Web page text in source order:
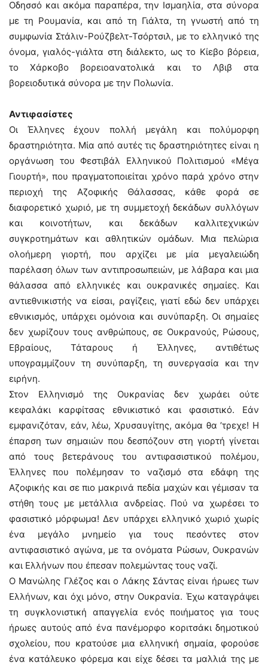
Οδησσό και ακόμα παραπέρα, την Ισμαηλία, στα σύνορα
με τη Ρουμανία, και από τη Γιάλτα, τη γνωστή από τη
συμφωνία Στάλιν-Ρούζβελτ-Τσόρτσιλ, με το ελληνικό της
όνομα, γιαλός-γιάλτα στη διάλεκτο, ως το Κίεβο βόρεια,
το Χάρκοβο βορειοανατολικά και το Λβιβ στα
βορειοδυτικά σύνορα με την Πολωνία.
Αντιφασίστες
Οι Έλληνες έχουν πολλή μεγάλη και πολύμορφη
δραστηριότητα. Μία από αυτές τις δραστηριότητες είναι η
οργάνωση του Φεστιβάλ Ελληνικού Πολιτισμού «Μέγα
Γιουρτή», που πραγματοποιείται χρόνο παρά χρόνο στην
περιοχή της Αζοφικής Θάλασσας, κάθε φορά σε
διαφορετικό χωριό, με τη συμμετοχή δεκάδων συλλόγων
και κοινοτήτων, και δεκάδων καλλιτεχνικών
συγκροτημάτων και αθλητικών ομάδων. Μια πελώρια
ολοήμερη γιορτή, που αρχίζει με μία μεγαλειώδη
παρέλαση όλων των αντιπροσωπειών, με λάβαρα και μια
θάλασσα από ελληνικές και ουκρανικές σημαίες. Και
αντιεθνικιστής να είσαι, ραγίζεις, γιατί εδώ δεν υπάρχει
εθνικισμός, υπάρχει ομόνοια και συνύπαρξη. Οι σημαίες
δεν χωρίζουν τους ανθρώπους, σε Ουκρανούς, Ρώσους,
Εβραίους, Τάταρους ή Έλληνες, αντιθέτως
υπογραμμίζουν τη συνύπαρξη, τη συνεργασία και την
ειρήνη.
Στον Ελληνισμό της Ουκρανίας δεν χωράει ούτε
κεφαλάκι καρφίτσας εθνικιστικό και φασιστικό. Εάν
εμφανιζόταν, εάν, λέω, Χρυσαυγίτης, ακόμα θα ’τρεχε! Η
έπαρση των σημαιών που δεσπόζουν στη γιορτή γίνεται
από τους βετεράνους του αντιφασιστικού πολέμου,
Έλληνες που πολέμησαν το ναζισμό στα εδάφη της
Αζοφικής και σε πιο μακρινά πεδία μαχών και γέμισαν τα
στήθη τους με μετάλλια ανδρείας. Πού να χωρέσει το
φασιστικό μόρφωμα! Δεν υπάρχει ελληνικό χωριό χωρίς
ένα μεγάλο μνημείο για τους πεσόντες στον
αντιφασιστικό αγώνα, με τα ονόματα Ρώσων, Ουκρανών
και Ελλήνων που έπεσαν πολεμώντας τους ναζί.
Ο Μανώλης Γλέζος και ο Λάκης Σάντας είναι ήρωες των
Ελλήνων, και όχι μόνο, στην Ουκρανία. Έχω καταγράψει
τη συγκλονιστική απαγγελία ενός ποιήματος για τους
ήρωες αυτούς από ένα πανέμορφο κοριτσάκι δημοτικού
σχολείου, που κρατούσε μια ελληνική σημαία, φορούσε
ένα κατάλευκο φόρεμα και είχε δέσει τα μαλλιά της με